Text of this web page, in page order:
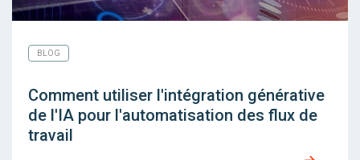
BLOG
Comment utiliser l'intégration générative
de l'IA pour l'automatisation des flux de
travail